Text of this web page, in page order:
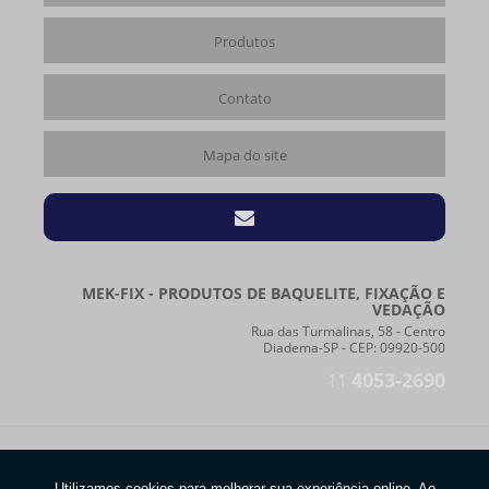
Produtos
Contato
Mapa do site
MEK-FIX - PRODUTOS DE BAQUELITE, FIXAÇÃO E
VEDAÇÃO
Rua das Turmalinas, 58 - Centro
Diadema-SP - CEP: 09920-500